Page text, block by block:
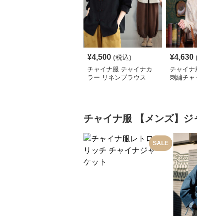
¥4,500 (税込)
チャイナ服 チャイナカ
ラー リネンブラウス
¥4,630
チャイナ
刺繍チャ
チャイナ服 【メンズ】ジ
SALE